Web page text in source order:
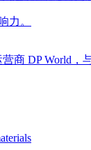
力。
商 DP World，